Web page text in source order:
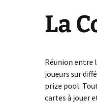
Et Dieu ou Diable
La
Réunion entre
joueurs sur
prize pool.
cartes à jouer